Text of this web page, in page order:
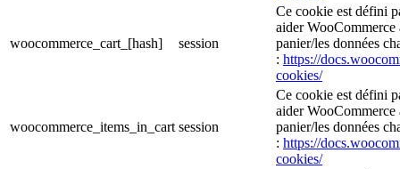
woocommerce_cart_[hash] session
Ce cookie est défini
aider WooCommerce
panier/les données
: https://
cookies/
woocommerce_items_in_cart session
Ce cookie est défini
aider WooCommerce
panier/les données
: https://
cookies/